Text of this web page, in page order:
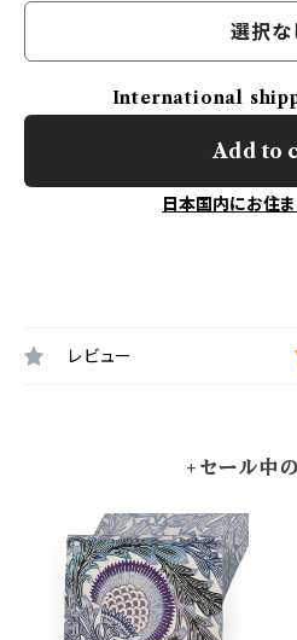
選択な
International
Add to
日本国内にお住
レビュー
+セール中